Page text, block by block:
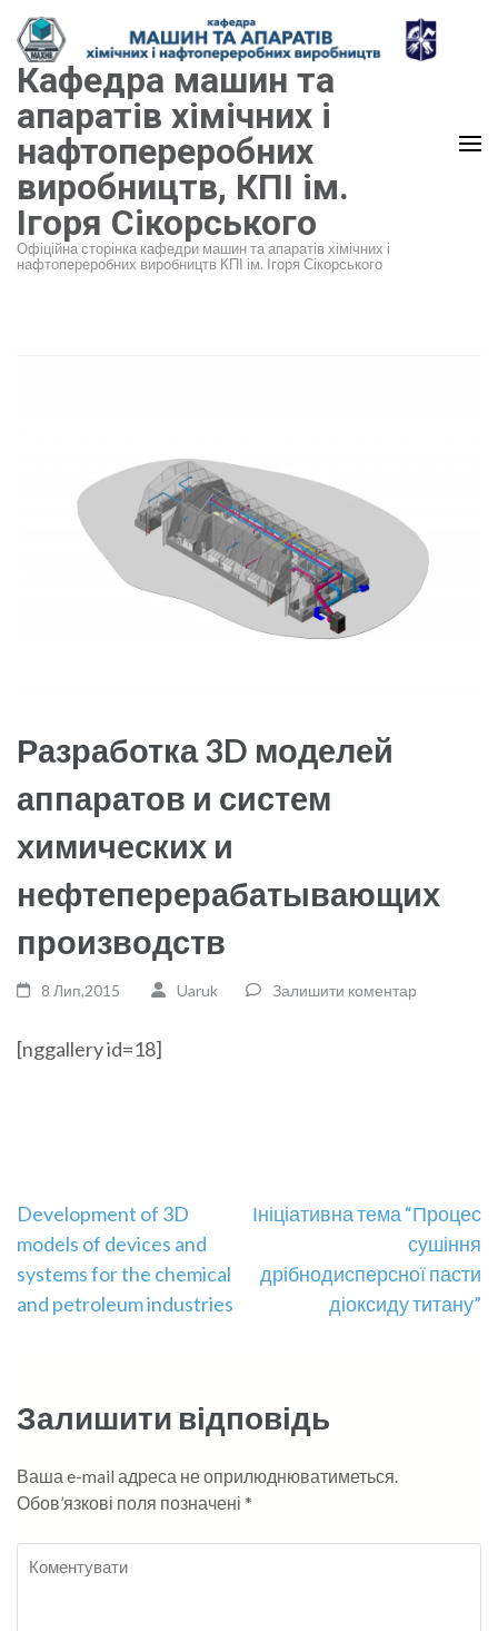
Перейти
до
вмісту
(натисніть
Enter)
Кафедра машин та
апаратів хімічних і
нафтопереробних
виробництв, КПІ ім.
Ігоря Сікорського
Офіційна сторінка кафедри машин та апаратів хімічних і
нафтопереробних виробництв КПІ ім. Ігоря Сікорського
Разработка 3D моделей
аппаратов и систем
химических и
нефтеперерабатывающих
производств
8 Лип,2015 Uaruk Залишити коментар
[nggallery id=18]
Навігація
записів
Development of 3D
models of devices and
systems for the chemical
and petroleum industries
Ініціативна тема “Процес
сушіння
дрібнодисперсної пасти
діоксиду титану”
Залишити відповідь
Ваша e-mail адреса не оприлюднюватиметься.
Обов’язкові поля позначені *